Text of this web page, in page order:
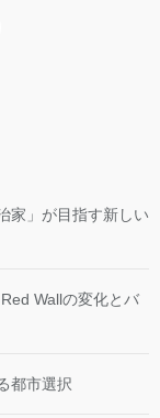
家」が目指す新しい
Wallの変化とバ
都市選択